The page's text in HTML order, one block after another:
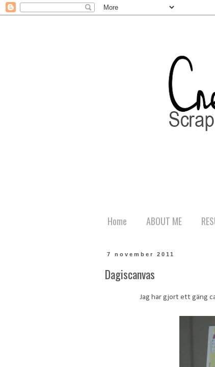
Home ABOUT ME
7 november 2011
Dagiscanvas
Jag har gjort ett gäng